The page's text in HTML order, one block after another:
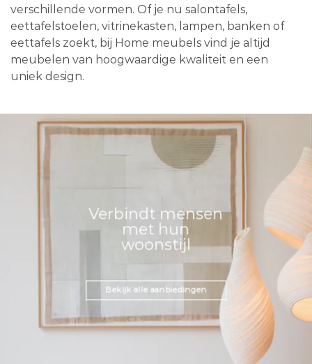
verschillende vormen. Of je nu salontafels,
eettafelstoelen, vitrinekasten, lampen, banken of
eettafels zoekt, bij Home meubels vind je altijd
meubelen van hoogwaardige kwaliteit en een
uniek design.
Verbindt mensen
met hun
woonstijl
Bekijk alle aanbiedingen